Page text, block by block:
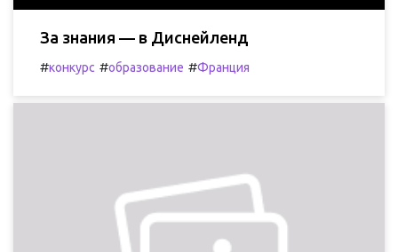
За знания — в Диснейленд
#конкурс #образование #Франция